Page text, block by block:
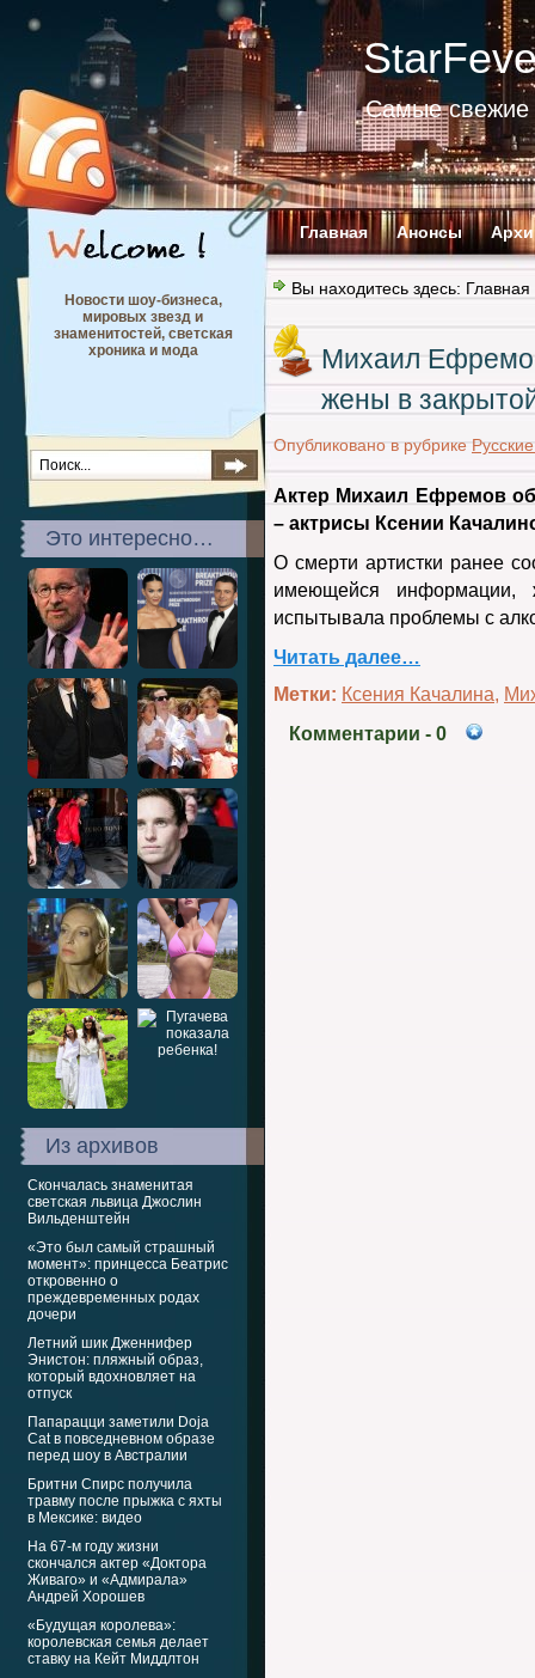
Самые свежие
Главная Анонсы
Новости шоу-бизнеса,
мировых звезд и
знаменитостей, светская
хроника и мода
Это интересно…
Из архивов
Скончалась знаменитая
светская львица Джослин
Вильденштейн
«Это был самый страшный
момент»: принцесса Беатрис
откровенно о
преждевременных родах
дочери
Летний шик Дженнифер
Энистон: пляжный образ,
который вдохновляет на
отпуск
Папарацци заметили Doja
Cat в повседневном образе
перед шоу в Австралии
Бритни Спирс получила
травму после прыжка с яхты
в Мексике: видео
На 67-м году жизни
скончался актер «Доктора
Живаго» и «Адмирала»
Андрей Хорошев
«Будущая королева»:
королевская семья делает
ставку на Кейт Миддлтон
Вы находитесь здесь: Главная
Михаил
жены в
Опубликовано в рубрике
Актер Михаил Ефремов
– актрисы Ксении
О смерти артистки ранее
имеющейся информации,
испытывала проблемы с
Читать далее…
Метки: Ксения Качалина,
Комментарии - 0